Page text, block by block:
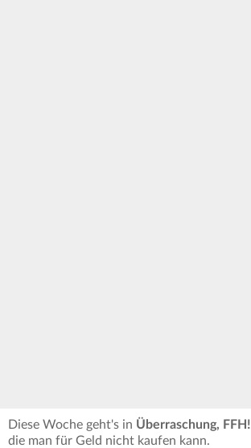
Diese Woche geht's in Überraschung, FFH!
die man für Geld nicht kaufen kann.